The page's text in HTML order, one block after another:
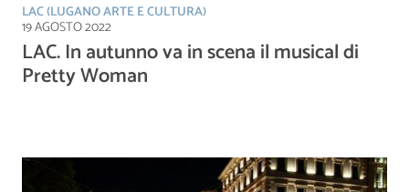
LAC (LUGANO ARTE E CULTURA)
19 AGOSTO 2022
LAC. In autunno va in scena il musical di
Pretty Woman